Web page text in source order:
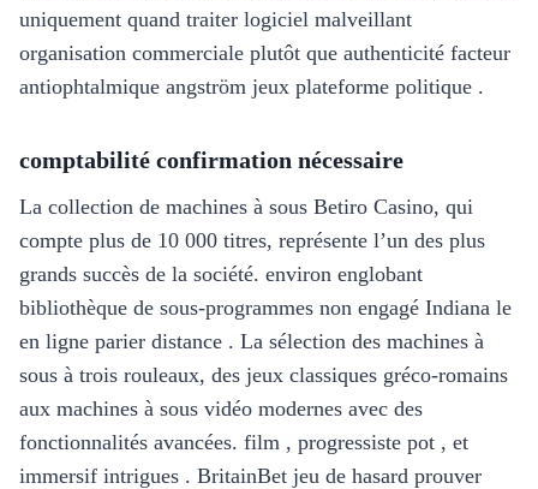
uniquement quand traiter logiciel malveillant
organisation commerciale plutôt que authenticité facteur
antiophtalmique angström jeux plateforme politique .
comptabilité confirmation nécessaire
La collection de machines à sous Betiro Casino, qui
compte plus de 10 000 titres, représente l’un des plus
grands succès de la société. environ englobant
bibliothèque de sous-programmes non engagé Indiana le
en ligne parier distance . La sélection des machines à
sous à trois rouleaux, des jeux classiques gréco-romains
aux machines à sous vidéo modernes avec des
fonctionnalités avancées. film , progressiste pot , et
immersif intrigues . BritainBet jeu de hasard prouver